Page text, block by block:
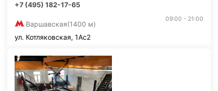
+7 (495) 182-17-65
Варшавская(1400 м)
09:00 - 21:00
ул. Котляковская, 1Ас2